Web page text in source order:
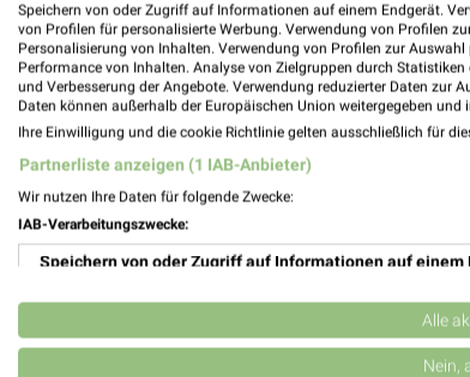
Angebote Seite 2
Mission
Speichern von oder Zugriff auf Informationen auf einem Endgerät.
von Profilen für personalisierte Werbung. Verwendung von Profilen
Personalisierung von Inhalten. Verwendung von Profilen zur
Performance von Inhalten. Analyse von Zielgruppen durch
und Verbesserung der Angebote. Verwendung reduzierter Daten zur
Daten können außerhalb der Europäischen Union weitergegeben und
Ihre Einwilligung und die cookie Richtlinie gelten ausschließlich für
Partnerliste anzeigen (1 IAB-Anbieter)
Wir nutzen Ihre Daten für folgende Zwecke:
IAB-Verarbeitungszwecke:
Speichern von oder Zugriff auf Informationen auf einem
Verwendung reduzierter Daten zur Auswahl von
Erstellung von Profilen für personalisierte Werbung
Alle
Nein,